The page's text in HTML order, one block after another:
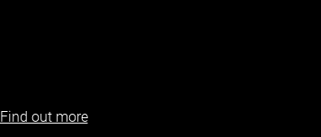
Find out more